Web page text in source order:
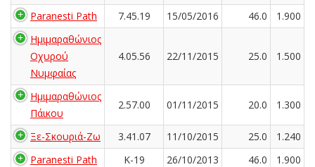
Paranesti Path 7.45.19 15/05/2016 46.0
1.900
Ημιμαραθώνιος
Οχυρού
Νυμφαίας
4.05.56 22/11/2015 25.0 1.500
Ημιμαραθώνιος
Πάικου
2.57.00 01/11/2015 20.0 1.300
Ξε-Σκουριά-Ζω 3.41.07 11/10/2015 25.0
1.240
Paranesti Path
K-19 26/10/2013 46.0
1.900